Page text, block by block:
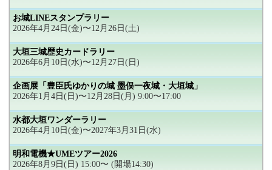
お城LINEスタンプラリー
2026年4月24日(金)〜12月26日(土)
大垣三城歴史カードラリー
2026年6月10日(水)〜12月27日(日)
企画展「豊臣氏ゆかりの城 墨俣一夜城・大垣城」
2026年1月4日(日)〜12月28日(月) 9:00〜17:00
水都大垣ワンダーラリー
2026年4月10日(金)〜2027年3月31日(水)
明和電機★UMEツアー2026
2026年8月9日(日) 15:00〜 (開場14:30)